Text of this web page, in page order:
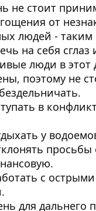
не стоит
от
людей - таким
на себя сглаз
люди в этот
поэтому не
в
у
с острыми
для дальнего